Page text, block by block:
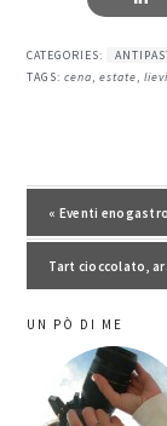
CATEGORIES:
TAGS:cena,estate,
Post precedente:
« Eventi
Post successivo:
Tart cioccolato,
barra
laterale
primaria
UN PÒ DI ME